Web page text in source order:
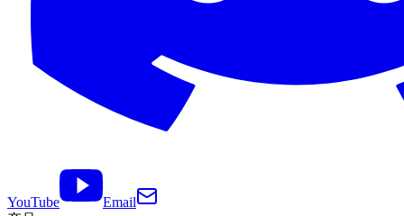
YouTube
Email